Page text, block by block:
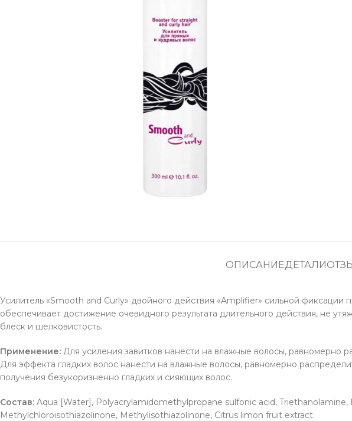
ОПИСАНИЕДЕТАЛИ
Усилитель «Smooth and Curly» двойного действия «Amplifier» сильной
обеспечивает достижение очевидного результата длительного действия, не
блеск и шелковистость.
Применение: Для усиления завитков нанести на влажные волосы, равномерно
Для эффекта гладких волос нанести на влажные волосы, равномерно
получения безукоризненно гладких и сияющих волос.
Состав: Aqua [Water], Polyacrylamidomethylpropane sulfonic acid,
Methylchloroisothiazolinone, Methylisothiazolinone, Citrus limon fruit extract.